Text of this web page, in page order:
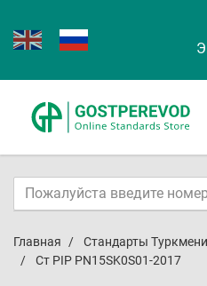
Главная Стандарты
Ст PIP PN15SK0S01-2017